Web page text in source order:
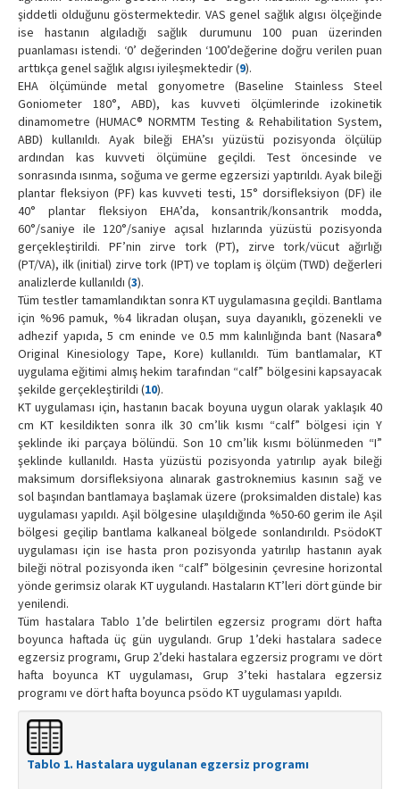
şiddetli olduğunu göstermektedir. VAS genel sağlık algısı ölçeğinde
ise hastanın algıladığı sağlık durumunu 100 puan üzerinden
puanlaması istendi. ‘0’ değerinden ‘100’değerine doğru verilen puan
arttıkça genel sağlık algısı iyileşmektedir (9).
EHA ölçümünde metal gonyometre (Baseline Stainless Steel
Goniometer 180°, ABD), kas kuvveti ölçümlerinde izokinetik
dinamometre (HUMAC® NORMTM Testing & Rehabilitation System,
ABD) kullanıldı. Ayak bileği EHA’sı yüzüstü pozisyonda ölçülüp
ardından kas kuvveti ölçümüne geçildi. Test öncesinde ve
sonrasında ısınma, soğuma ve germe egzersizi yaptırıldı. Ayak bileği
plantar fleksiyon (PF) kas kuvveti testi, 15° dorsifleksiyon (DF) ile
40° plantar fleksiyon EHA’da, konsantrik/konsantrik modda,
60°/saniye ile 120°/saniye açısal hızlarında yüzüstü pozisyonda
gerçekleştirildi. PF’nin zirve tork (PT), zirve tork/vücut ağırlığı
(PT/VA), ilk (initial) zirve tork (IPT) ve toplam iş ölçüm (TWD) değerleri
analizlerde kullanıldı (3).
Tüm testler tamamlandıktan sonra KT uygulamasına geçildi. Bantlama
için %96 pamuk, %4 likradan oluşan, suya dayanıklı, gözenekli ve
adhezif yapıda, 5 cm eninde ve 0.5 mm kalınlığında bant (Nasara®
Original Kinesiology Tape, Kore) kullanıldı. Tüm bantlamalar, KT
uygulama eğitimi almış hekim tarafından “calf” bölgesini kapsayacak
şekilde gerçekleştirildi (10).
KT uygulaması için, hastanın bacak boyuna uygun olarak yaklaşık 40
cm KT kesildikten sonra ilk 30 cm’lik kısmı “calf” bölgesi için Y
şeklinde iki parçaya bölündü. Son 10 cm’lik kısmı bölünmeden “I”
şeklinde kullanıldı. Hasta yüzüstü pozisyonda yatırılıp ayak bileği
maksimum dorsifleksiyona alınarak gastroknemius kasının sağ ve
sol başından bantlamaya başlamak üzere (proksimalden distale) kas
uygulaması yapıldı. Aşil bölgesine ulaşıldığında %50-60 gerim ile Aşil
bölgesi geçilip bantlama kalkaneal bölgede sonlandırıldı. PsödoKT
uygulaması için ise hasta pron pozisyonda yatırılıp hastanın ayak
bileği nötral pozisyonda iken “calf” bölgesinin çevresine horizontal
yönde gerimsiz olarak KT uygulandı. Hastaların KT’leri dört günde bir
yenilendi.
Tüm hastalara Tablo 1’de belirtilen egzersiz programı dört hafta
boyunca haftada üç gün uygulandı. Grup 1’deki hastalara sadece
egzersiz programı, Grup 2’deki hastalara egzersiz programı ve dört
hafta boyunca KT uygulaması, Grup 3’teki hastalara egzersiz
programı ve dört hafta boyunca psödo KT uygulaması yapıldı.
Tablo 1. Hastalara uygulanan egzersiz programı